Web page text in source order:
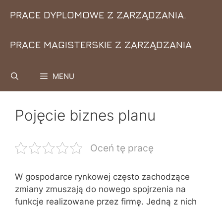
PRACE DYPLOMOWE Z ZARZĄDZANIA.
PRACE MAGISTERSKIE Z ZARZĄDZANIA
MENU
Pojęcie biznes planu
Oceń tę pracę
W gospodarce rynkowej często zachodzące
zmiany zmuszają do nowego spojrzenia na
funkcje realizowane przez firmę. Jedną z nich